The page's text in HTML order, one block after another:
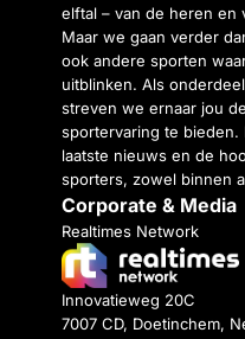
elftal – van de heren en
Maar we gaan verder
ook andere sporten
uitblinken. Als
streven we ernaar jou
sportervaring te
laatste nieuws en de
sporters, zowel binnen
Corporate & Media
Realtimes Network
Innovatieweg 20C
7007 CD, Doetinchem,